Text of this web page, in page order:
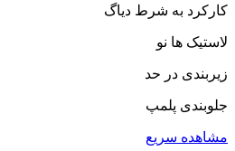
کارکرد به شرط دیاگ
لاستیک ها نو
زیربندی در حد
جلوبندی پلمپ
مشاهده سریع